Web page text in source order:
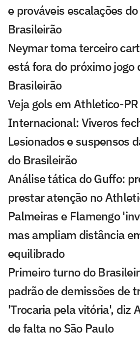
e prováveis escalações
Brasileirão
Neymar toma terceiro
está fora do próximo jogo
Brasileirão
Veja gols em Athletico-
Internacional: Viveros
Lesionados e suspensos
do Brasileirão
Análise tática do Guffo:
prestar atenção no
Palmeiras e Flamengo
mas ampliam distância
equilibrado
Primeiro turno do
padrão de demissões de
'Trocaria pela vitória', diz
de falta no São Paulo